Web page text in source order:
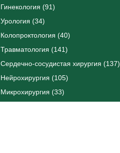
Гинекология (91)
Урология (34)
Колопроктология (40)
Травматология (141)
Сердечно-сосудистая хирургия (137)
Нейрохирургия (105)
Микрохирургия (33)